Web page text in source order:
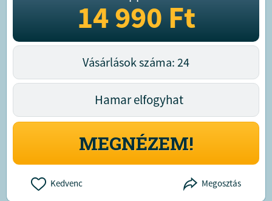
14 990Ft
Vásárlások száma: 24
Hamar elfogyhat
MEGNÉZEM!
Kedvenc Megosztás